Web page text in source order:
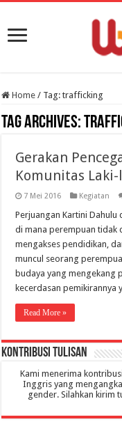
Home / Tag:trafficking
Tag Archives:
Gerakan
Komunitas
7 Mei 2016 Kegiatan
Perjuangan Kartini Dahulu
di mana perempuan tidak
mengakses pendidikan,
muncul seorang
budaya yang mengekang
kecerdasan pemikirannya
Read More »
Kontribusi Tulisan
Kami menerima
Inggris yang
gender. Silahkan kirim